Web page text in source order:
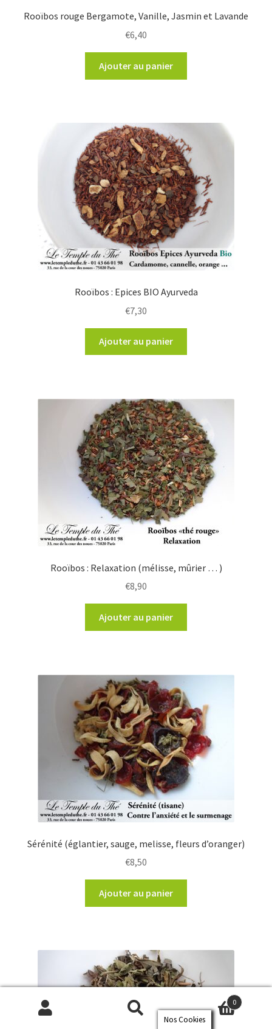
Rooïbos rouge Bergamote, Vanille, Jasmin et Lavande
€6,40
Ajouter au panier
Rooïbos : Epices BIO Ayurveda
€7,30
Ajouter au panier
Rooïbos : Relaxation (mélisse, mûrier … )
€8,90
Ajouter au panier
Sérénité (églantier, sauge, melisse, fleurs d’oranger)
€8,50
Ajouter au panier
0
Nos Cookies